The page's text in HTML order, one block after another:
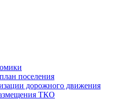
поселения
дорожного движения
ТКО